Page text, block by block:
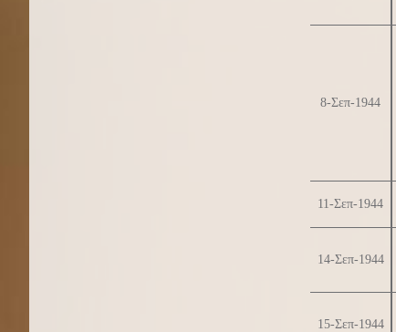
8-Σεπ-1944
11-Σεπ-1944
14-Σεπ-1944
15-Σεπ-1944